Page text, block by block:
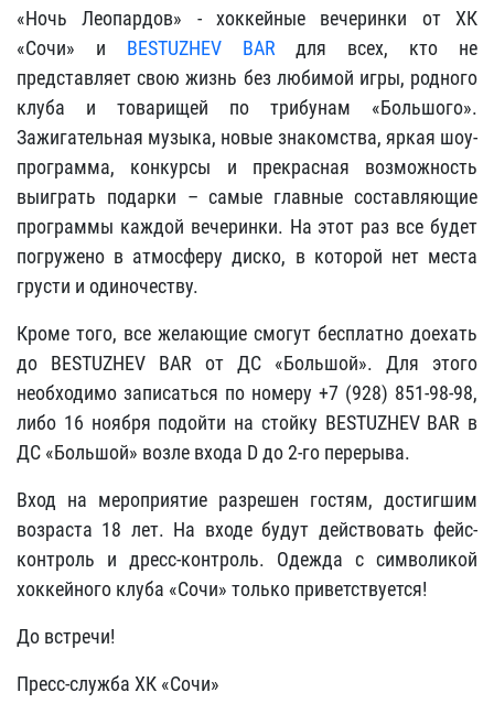
«Ночь Леопардов» - хоккейные вечеринки от ХК
«Сочи» и BESTUZHEV BAR для всех, кто не
представляет свою жизнь без любимой игры, родного
клуба и товарищей по трибунам «Большого».
Зажигательная музыка, новые знакомства, яркая шоу-
программа, конкурсы и прекрасная возможность
выиграть подарки – самые главные составляющие
программы каждой вечеринки. На этот раз все будет
погружено в атмосферу диско, в которой нет места
грусти и одиночеству.
Кроме того, все желающие смогут бесплатно доехать
до BESTUZHEV BAR от ДС «Большой». Для этого
необходимо записаться по номеру +7 (928) 851-98-98,
либо 16 ноября подойти на стойку BESTUZHEV BAR в
ДС «Большой» возле входа D до 2-го перерыва.
Вход на мероприятие разрешен гостям, достигшим
возраста 18 лет. На входе будут действовать фейс-
контроль и дресс-контроль. Одежда с символикой
хоккейного клуба «Сочи» только приветствуется!
До встречи!
Пресс-служба ХК «Сочи»